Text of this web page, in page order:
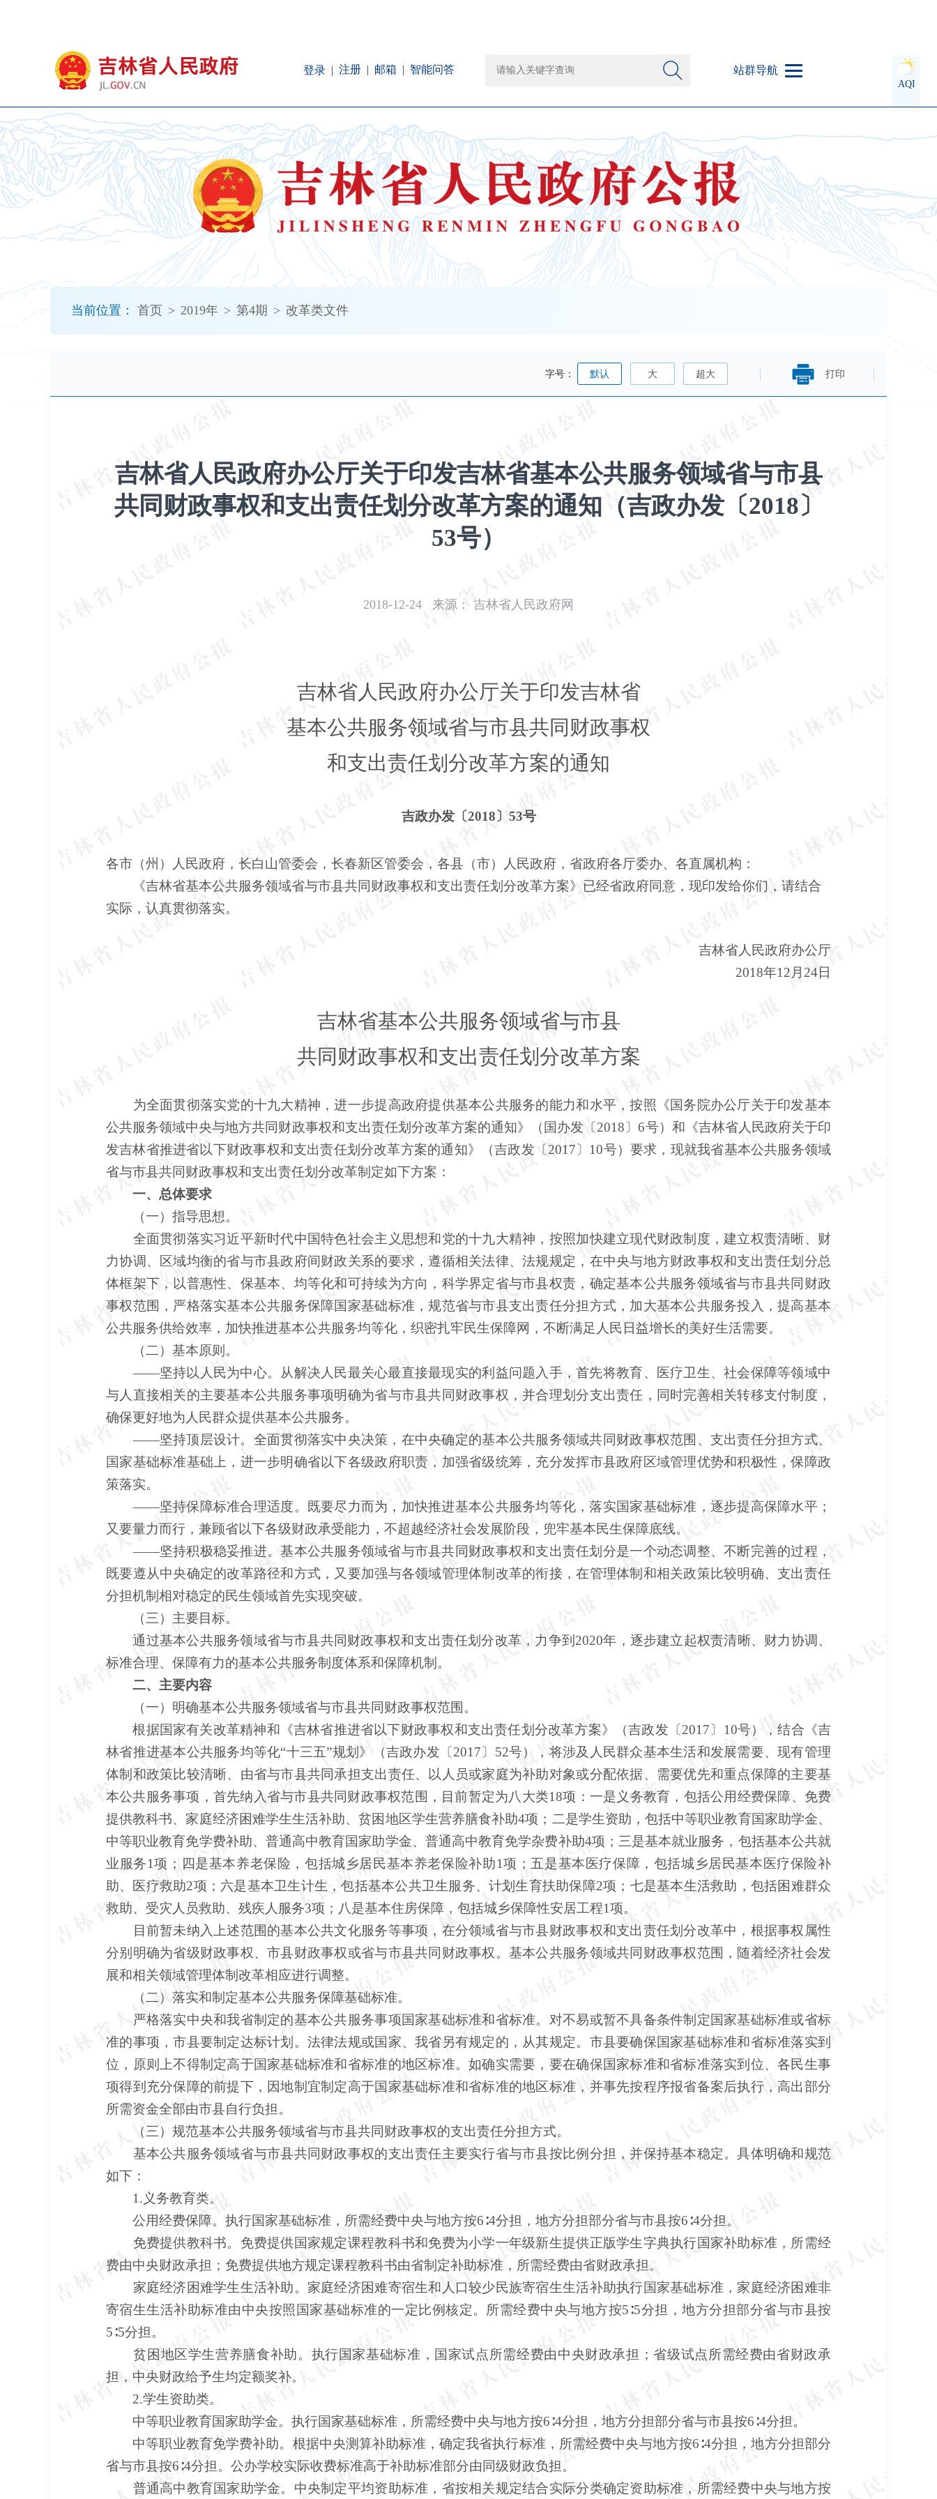
登录 注册 邮箱 智能问答 站群导航
AQI
当前位置： 首页 > 2019年 > 第4期 > 改革类文件
打印
字号： 默认 大 超大
吉林省人民政府办公厅关于印发吉林省基本公共服务领域省与市县
共同财政事权和支出责任划分改革方案的通知（吉政办发〔2018〕
53号）
2018-12-24 来源： 吉林省人民政府网
吉林省人民政府办公厅关于印发吉林省
基本公共服务领域省与市县共同财政事权
和支出责任划分改革方案的通知
吉政办发〔2018〕53号
各市（州）人民政府，长白山管委会，长春新区管委会，各县（市）人民政府，省政府各厅委办、各直属机构：
《吉林省基本公共服务领域省与市县共同财政事权和支出责任划分改革方案》已经省政府同意，现印发给你们，请结合
实际，认真贯彻落实。
吉林省人民政府办公厅
2018年12月24日
吉林省基本公共服务领域省与市县
共同财政事权和支出责任划分改革方案
为全面贯彻落实党的十九大精神，进一步提高政府提供基本公共服务的能力和水平，按照《国务院办公厅关于印发基本
公共服务领域中央与地方共同财政事权和支出责任划分改革方案的通知》（国办发〔2018〕6号）和《吉林省人民政府关于印
发吉林省推进省以下财政事权和支出责任划分改革方案的通知》（吉政发〔2017〕10号）要求，现就我省基本公共服务领域
省与市县共同财政事权和支出责任划分改革制定如下方案：
一、总体要求
（一）指导思想。
全面贯彻落实习近平新时代中国特色社会主义思想和党的十九大精神，按照加快建立现代财政制度，建立权责清晰、财
力协调、区域均衡的省与市县政府间财政关系的要求，遵循相关法律、法规规定，在中央与地方财政事权和支出责任划分总
体框架下，以普惠性、保基本、均等化和可持续为方向，科学界定省与市县权责，确定基本公共服务领域省与市县共同财政
事权范围，严格落实基本公共服务保障国家基础标准，规范省与市县支出责任分担方式，加大基本公共服务投入，提高基本
公共服务供给效率，加快推进基本公共服务均等化，织密扎牢民生保障网，不断满足人民日益增长的美好生活需要。
（二）基本原则。
——坚持以人民为中心。从解决人民最关心最直接最现实的利益问题入手，首先将教育、医疗卫生、社会保障等领域中
与人直接相关的主要基本公共服务事项明确为省与市县共同财政事权，并合理划分支出责任，同时完善相关转移支付制度，
确保更好地为人民群众提供基本公共服务。
——坚持顶层设计。全面贯彻落实中央决策，在中央确定的基本公共服务领域共同财政事权范围、支出责任分担方式、
国家基础标准基础上，进一步明确省以下各级政府职责，加强省级统筹，充分发挥市县政府区域管理优势和积极性，保障政
策落实。
——坚持保障标准合理适度。既要尽力而为，加快推进基本公共服务均等化，落实国家基础标准，逐步提高保障水平；
又要量力而行，兼顾省以下各级财政承受能力，不超越经济社会发展阶段，兜牢基本民生保障底线。
——坚持积极稳妥推进。基本公共服务领域省与市县共同财政事权和支出责任划分是一个动态调整、不断完善的过程，
既要遵从中央确定的改革路径和方式，又要加强与各领域管理体制改革的衔接，在管理体制和相关政策比较明确、支出责任
分担机制相对稳定的民生领域首先实现突破。
（三）主要目标。
通过基本公共服务领域省与市县共同财政事权和支出责任划分改革，力争到2020年，逐步建立起权责清晰、财力协调、
标准合理、保障有力的基本公共服务制度体系和保障机制。
二、主要内容
（一）明确基本公共服务领域省与市县共同财政事权范围。
根据国家有关改革精神和《吉林省推进省以下财政事权和支出责任划分改革方案》（吉政发〔2017〕10号），结合《吉
林省推进基本公共服务均等化“十三五”规划》（吉政办发〔2017〕52号），将涉及人民群众基本生活和发展需要、现有管理
体制和政策比较清晰、由省与市县共同承担支出责任、以人员或家庭为补助对象或分配依据、需要优先和重点保障的主要基
本公共服务事项，首先纳入省与市县共同财政事权范围，目前暂定为八大类18项：一是义务教育，包括公用经费保障、免费
提供教科书、家庭经济困难学生生活补助、贫困地区学生营养膳食补助4项；二是学生资助，包括中等职业教育国家助学金、
中等职业教育免学费补助、普通高中教育国家助学金、普通高中教育免学杂费补助4项；三是基本就业服务，包括基本公共就
业服务1项；四是基本养老保险，包括城乡居民基本养老保险补助1项；五是基本医疗保障，包括城乡居民基本医疗保险补
助、医疗救助2项；六是基本卫生计生，包括基本公共卫生服务、计划生育扶助保障2项；七是基本生活救助，包括困难群众
救助、受灾人员救助、残疾人服务3项；八是基本住房保障，包括城乡保障性安居工程1项。
目前暂未纳入上述范围的基本公共文化服务等事项，在分领域省与市县财政事权和支出责任划分改革中，根据事权属性
分别明确为省级财政事权、市县财政事权或省与市县共同财政事权。基本公共服务领域共同财政事权范围，随着经济社会发
展和相关领域管理体制改革相应进行调整。
（二）落实和制定基本公共服务保障基础标准。
严格落实中央和我省制定的基本公共服务事项国家基础标准和省标准。对不易或暂不具备条件制定国家基础标准或省标
准的事项，市县要制定达标计划。法律法规或国家、我省另有规定的，从其规定。市县要确保国家基础标准和省标准落实到
位，原则上不得制定高于国家基础标准和省标准的地区标准。如确实需要，要在确保国家标准和省标准落实到位、各民生事
项得到充分保障的前提下，因地制宜制定高于国家基础标准和省标准的地区标准，并事先按程序报省备案后执行，高出部分
所需资金全部由市县自行负担。
（三）规范基本公共服务领域省与市县共同财政事权的支出责任分担方式。
基本公共服务领域省与市县共同财政事权的支出责任主要实行省与市县按比例分担，并保持基本稳定。具体明确和规范
如下：
1.义务教育类。
公用经费保障。执行国家基础标准，所需经费中央与地方按6∶4分担，地方分担部分省与市县按6∶4分担。
免费提供教科书。免费提供国家规定课程教科书和免费为小学一年级新生提供正版学生字典执行国家补助标准，所需经
费由中央财政承担；免费提供地方规定课程教科书由省制定补助标准，所需经费由省财政承担。
家庭经济困难学生生活补助。家庭经济困难寄宿生和人口较少民族寄宿生生活补助执行国家基础标准，家庭经济困难非
寄宿生生活补助标准由中央按照国家基础标准的一定比例核定。所需经费中央与地方按5∶5分担，地方分担部分省与市县按
5∶5分担。
贫困地区学生营养膳食补助。执行国家基础标准，国家试点所需经费由中央财政承担；省级试点所需经费由省财政承
担，中央财政给予生均定额奖补。
2.学生资助类。
中等职业教育国家助学金。执行国家基础标准，所需经费中央与地方按6∶4分担，地方分担部分省与市县按6∶4分担。
中等职业教育免学费补助。根据中央测算补助标准，确定我省执行标准，所需经费中央与地方按6∶4分担，地方分担部分
省与市县按6∶4分担。公办学校实际收费标准高于补助标准部分由同级财政负担。
普通高中教育国家助学金。中央制定平均资助标准，省按相关规定结合实际分类确定资助标准，所需经费中央与地方按
障
碍
说
明
页
面,
按
加